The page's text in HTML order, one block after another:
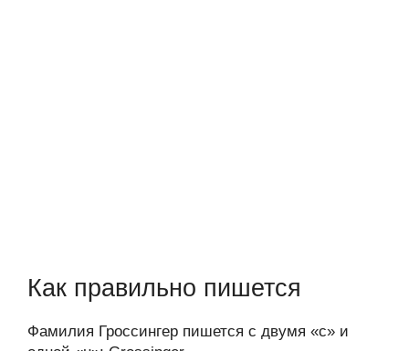
Как правильно пишется
Фамилия Гроссингер пишется с двумя «с» и